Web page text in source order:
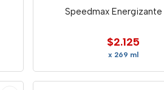
Speedmax Energizante
$2.125
x 269 ml